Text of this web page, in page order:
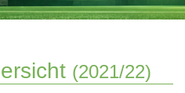
(2021/22)